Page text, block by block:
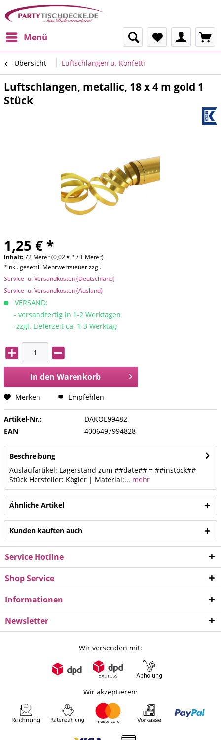
Menü
Übersicht Luftschlangen u. Konfetti
Luftschlangen, metallic, 18 x 4 m gold 1
Stück
1,25 € *
Inhalt:72 Meter (0,02 € * / 1 Meter)
*inkl. gesetzl. Mehrwertsteuer zzgl.
Service- u. Versandkosten (Deutschland)
Service- u. Versandkosten (Ausland)
VERSAND:
- versandfertig in 1-2 Werktagen
- zzgl. Lieferzeit ca. 1-3 Werktag
In den Warenkorb
Merken Empfehlen
Artikel-Nr.:
DAKOE99482
EAN
4006497994828
Beschreibung
Auslaufartikel: Lagerstand zum ##date## = ##instock##
Stück Hersteller: Kögler | Material:... mehr
Ähnliche Artikel
Kunden kauften auch
Service Hotline
Shop Service
Informationen
Newsletter
Wir versenden mit:
Wir akzeptieren: